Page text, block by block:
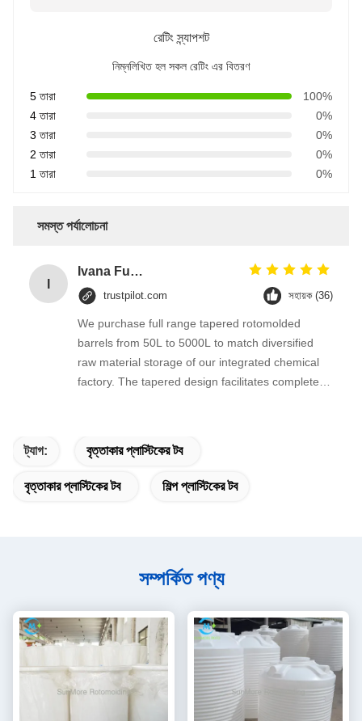
রেটিং স্ন্যাপশট
নিম্নলিখিত হল সকল রেটিং এর বিতরণ
5 তারা
100%
4 তারা
0%
3 তারা
0%
2 তারা
0%
1 তারা
0%
সমস্ত পর্যালোচনা
Ivana Fuentes
trustpilot.com সহায়ক (36)
We purchase full range tapered rotomolded
barrels from 50L to 5000L to match diversified
raw material storage of our integrated chemical
factory. The tapered design facilitates complete
materials.
ট্যাগ: বৃত্তাকার প্লাস্টিকের টব
বৃত্তাকার প্লাস্টিকের টব শিল্প প্লাস্টিকের টব
সম্পর্কিত পণ্য